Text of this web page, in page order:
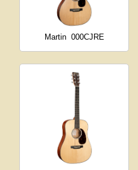
Martin 000CJRE